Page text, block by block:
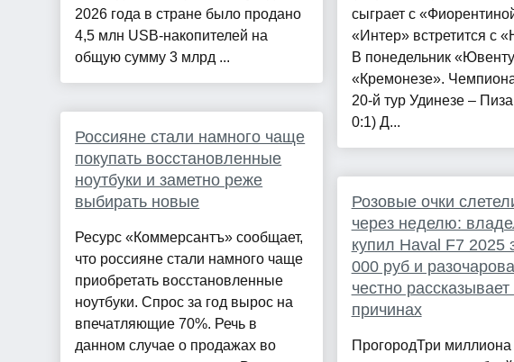
2026 года в стране было продано
4,5 млн USB-накопителей на
общую сумму 3 млрд ...
Россияне стали намного чаще
покупать восстановленные
ноутбуки и заметно реже
выбирать новые
Ресурс «Коммерсантъ» сообщает,
что россияне стали намного чаще
приобретать восстановленные
ноутбуки. Спрос за год вырос на
впечатляющие 70%. Речь в
данном случае о продажах во
сыграет с
«Интер» встретится с
В понедельник
«Кремонезе».
20-й тур Удинезе –
0:1) Д...
Розовые очки
через неделю:
купил Haval F7 2025
000 руб и
честно рассказывает
причинах
ПрогородТри миллиона